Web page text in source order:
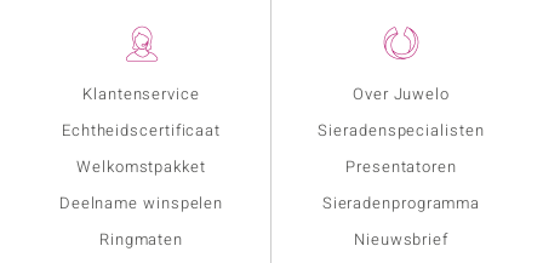
Klantenservice
Echtheidscertificaat
Welkomstpakket
Deelname winspelen
Ringmaten
Over Juwelo
Sieradenspecialisten
Presentatoren
Sieradenprogramma
Nieuwsbrief